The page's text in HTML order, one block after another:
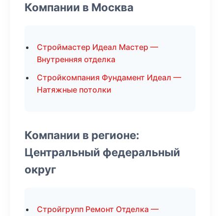
Компании в Москва
Строймастер Идеал Мастер —
Внутренняя отделка
Стройкомпания Фундамент Идеал —
Натяжные потолки
Компании в регионе:
Центральный федеральный
округ
Стройгрупп Ремонт Отделка —